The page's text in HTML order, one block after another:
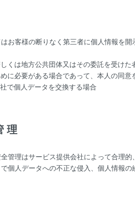
お客様の断りなく第三者に個人情報を開
くは地方公共団体又はその委託を受け
に必要がある場合であって、本人の同意
で個人データを交換する場合
理
管理はサービス提供会社によって合理
個人データへの不正な侵入、個人情報の